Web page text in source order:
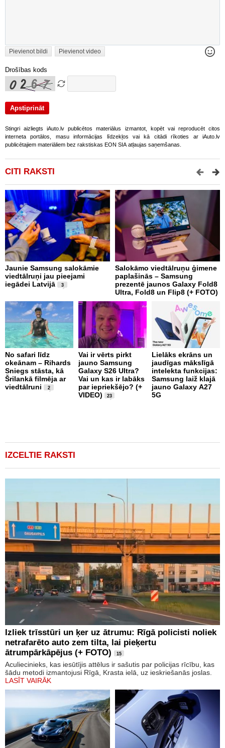
Pievienot bildi Pievienot video
Drošības kods
Stingri aizliegts iAuto.lv publicētos materiālus izmantot, kopēt vai reproducēt citos
interneta portālos, masu informācijas līdzekļos vai kā citādi rīkoties ar iAuto.lv
publicētajiem materiāliem bez rakstiskas EON SIA atļaujas saņemšanas.
CITI RAKSTI
Jaunie Samsung salokāmie
viedtālruņi jau pieejami
iegādei Latvijā
3
Salokāmo viedtālruņu ģimene
paplašinās – Samsung
prezentē jaunos Galaxy Fold8
Ultra, Fold8 un Flip8 (+ FOTO)
No safari līdz
okeānam – Rihards
Sniegs stāsta, kā
Šrilankā filmēja ar
viedtālruni
2
Vai ir vērts pirkt
jauno Samsung
Galaxy S26 Ultra?
Vai un kas ir labāks
par iepriekšējo? (+
VIDEO)
23
Lielāks ekrāns un
jaudīgas mākslīgā
intelekta funkcijas:
Samsung laiž klajā
jauno Galaxy A27
5G
IZCELTIE RAKSTI
Izliek trīsstūri un ķer uz ātrumu: Rīgā policisti noliek
netrafarēto auto zem tilta, lai pieķertu
ātrumpārkāpējus (+ FOTO)
15
Aculiecinieks, kas iesūtījis attēlus ir sašutis par policijas rīcību, kas
šādu metodi izmantojusi Rīgā, Krasta ielā, uz ieskriešanās joslas.
LASĪT VAIRĀK